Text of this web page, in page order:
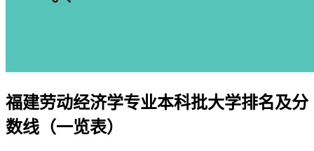
福建劳动经济学专业本科批大学排名及分
数线（一览表）